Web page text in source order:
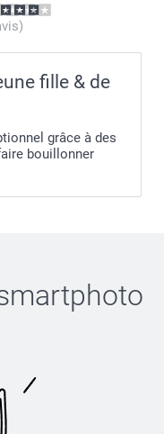
cm
fille & de
grâce à des
bouillonner